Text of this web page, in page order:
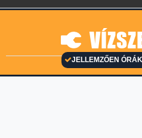
JELLEMZŐEN